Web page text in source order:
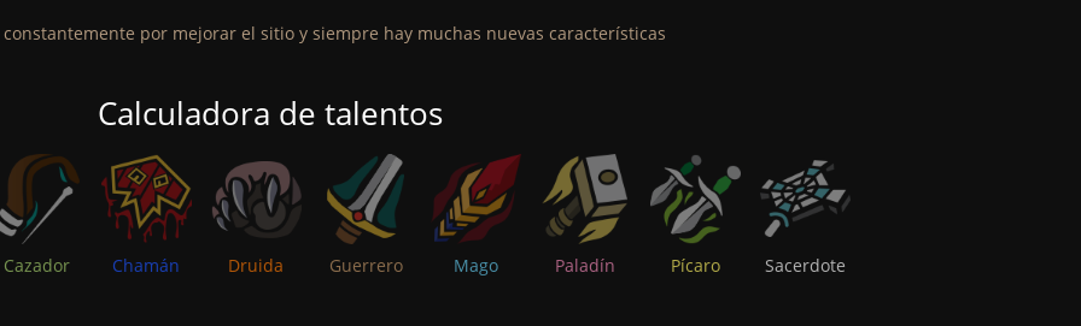
constantemente por mejorar el sitio y siempre hay muchas nuevas características
Calculadora de talentos
Cazador Chamán Druida Guerrero Mago Paladín Pícaro Sacerdote